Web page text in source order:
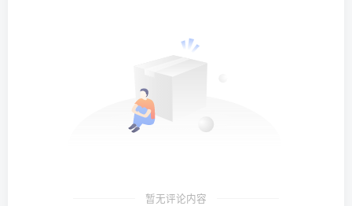
暂无评论内容